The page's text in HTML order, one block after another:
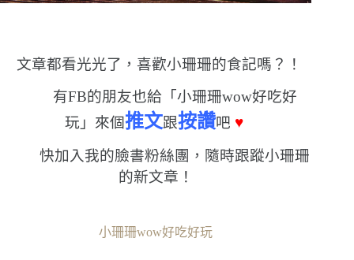
文章都看光光了，喜歡小珊珊的食記嗎？！
有FB的朋友也給「小珊珊wow好吃好
玩」來個推文跟按讚吧 ♥
快加入我的臉書粉絲團，隨時跟蹤小珊珊
的新文章！
小珊珊wow好吃好玩